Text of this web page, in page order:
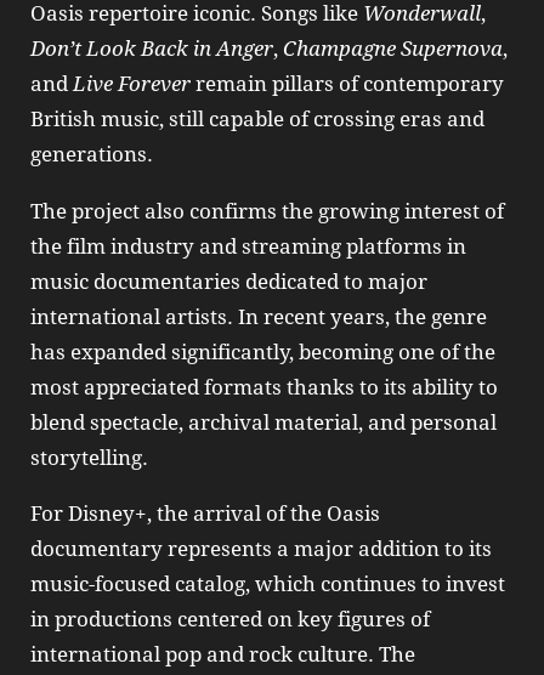
Oasis repertoire iconic. Songs like Wonderwall,
Don’t Look Back in Anger, Champagne Supernova,
andLive Forever remain pillars of contemporary
British music, still capable of crossing eras and
generations.
The project also confirms the growing interest of
the film industry and streaming platforms in
music documentaries dedicated to major
international artists. In recent years, the genre
has expanded significantly, becoming one of the
most appreciated formats thanks to its ability to
blend spectacle, archival material, and personal
storytelling.
For Disney+, the arrival of the Oasis
documentary represents a major addition to its
music‑focused catalog, which continues to invest
in productions centered on key figures of
international pop and rock culture. The